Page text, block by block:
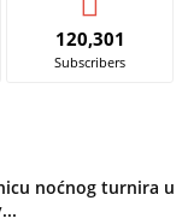
120,301
Subscribers
noćnog turnira u